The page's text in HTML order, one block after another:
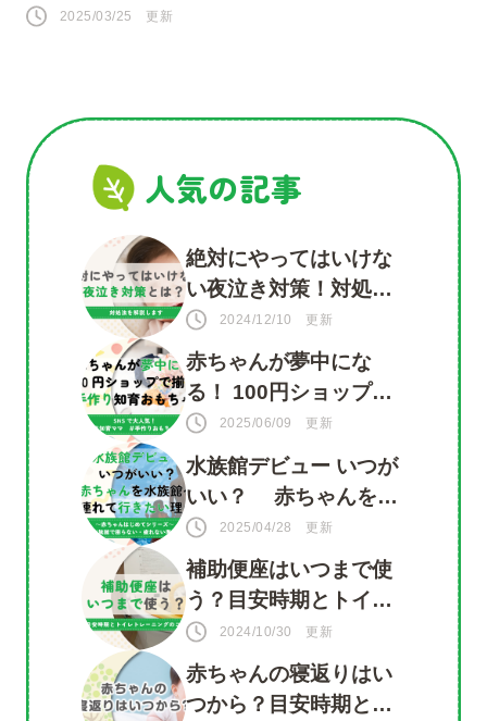
2025/03/25 更新
人気の記事
絶対にやってはいけな
い夜泣き対策！対処法
を知って赤ちゃんもマ
マも安心
2024/12/10 更新
赤ちゃんが夢中にな
る！ 100円ショップで
揃う 手づくり知育おも
ちゃ
2025/06/09 更新
水族館デビュー いつが
いい？ 赤ちゃんを水
族館に連れて行きたい
理由がいっぱい！
2025/04/28 更新
補助便座はいつまで使
う？目安時期とトイレ
トレーニングのコツ
2024/10/30 更新
赤ちゃんの寝返りはい
つから？目安時期と注